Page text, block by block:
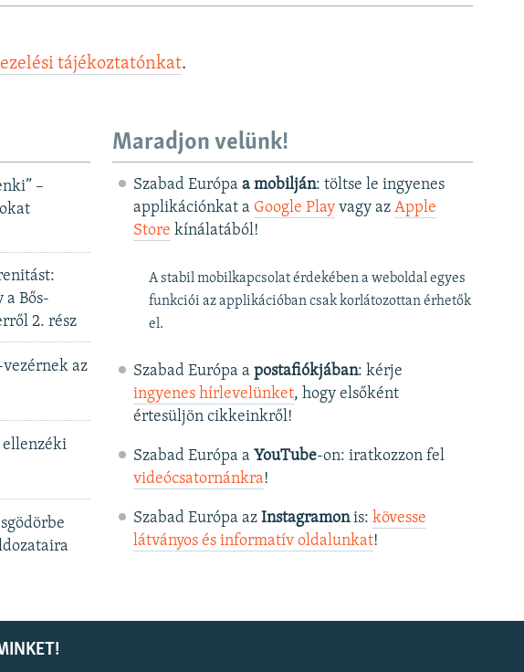
tájékoztatónkat.
–
a Bős-
2. rész
vezérnek az
ellenzéki
Maradjon velünk!
Szabad Európa a mobilján: töltse le ingyenes
applikációnkat a Google Playvagy az Apple
Store kínálatából!
A stabil mobilkapcsolat érdekében a weboldal egyes
funkciói az applikációban csak korlátozottan érhetők
el.
Szabad Európa a postafiókjában: kérje
ingyenes hírlevelünket, hogy elsőként
értesüljön cikkeinkről!
Szabad Európa a YouTube-on: iratkozzon fel
videócsatornánkra!
Szabad Európa az Instagramonis: kövesse
látványos és informatív oldalunkat! ​